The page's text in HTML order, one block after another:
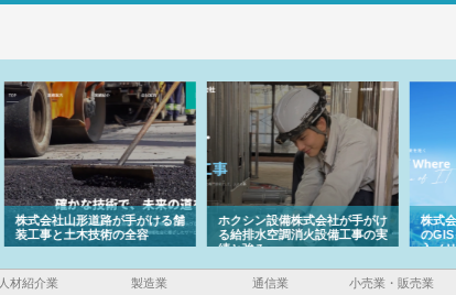
ホクシン設備株式会社が手がけ
る給排水空調消火設備工事の実
績と強み
株式会社東京シー・エム・シー
のGISインフラ管理システム導
入メリット
株
か
由
人材紹介業 製造業 通信業 小売業・販売業